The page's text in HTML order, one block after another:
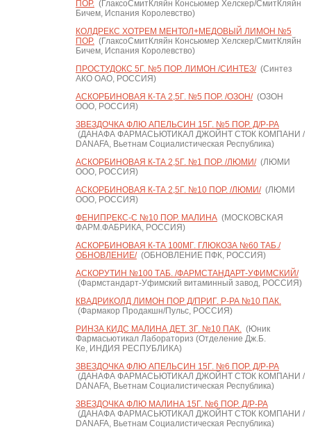
ПОР.(ГлаксоСмитКляйн Консьюмер Хелскер/СмитКляйн
Бичем, Испания Королевство)
КОЛДРЕКС ХОТРЕМ МЕНТОЛ+МЕДОВЫЙ ЛИМОН №5
ПОР.(ГлаксоСмитКляйн Консьюмер Хелскер/СмитКляйн
Бичем, Испания Королевство)
ПРОСТУДОКС 5Г. №5 ПОР. ЛИМОН /СИНТЕЗ/(Синтез
АКО ОАО, РОССИЯ)
АСКОРБИНОВАЯ К-ТА 2,5Г. №5 ПОР. /ОЗОН/(ОЗОН
ООО, РОССИЯ)
ЗВЕЗДОЧКА ФЛЮ АПЕЛЬСИН 15Г. №5 ПОР. Д/Р-РА
(ДАНАФА ФАРМАСЬЮТИКАЛ ДЖОЙНТ СТОК КОМПАНИ /
DANAFA, Вьетнам Социалистическая Республика)
АСКОРБИНОВАЯ К-ТА 2,5Г. №1 ПОР. /ЛЮМИ/(ЛЮМИ
ООО, РОССИЯ)
АСКОРБИНОВАЯ К-ТА 2,5Г. №10 ПОР. /ЛЮМИ/(ЛЮМИ
ООО, РОССИЯ)
ФЕНИПРЕКС-С №10 ПОР. МАЛИНА(МОСКОВСКАЯ
ФАРМ.ФАБРИКА, РОССИЯ)
АСКОРБИНОВАЯ К-ТА 100МГ. ГЛЮКОЗА №60 ТАБ./
ОБНОВЛЕНИЕ/(ОБНОВЛЕНИЕ ПФК, РОССИЯ)
АСКОРУТИН №100 ТАБ. /ФАРМСТАНДАРТ-УФИМСКИЙ/
(Фармстандарт-Уфимский витаминный завод, РОССИЯ)
КВАДРИКОЛД ЛИМОН ПОР Д/ПРИГ. Р-РА №10 ПАК.
(Фармакор Продакшн/Пульс, РОССИЯ)
РИНЗА КИДС МАЛИНА ДЕТ. 3Г. №10 ПАК.(Юник
Фармасьютикал Лабораториз (Отделение Дж.Б.
Ке, ИНДИЯ РЕСПУБЛИКА)
ЗВЕЗДОЧКА ФЛЮ АПЕЛЬСИН 15Г. №6 ПОР. Д/Р-РА
(ДАНАФА ФАРМАСЬЮТИКАЛ ДЖОЙНТ СТОК КОМПАНИ /
DANAFA, Вьетнам Социалистическая Республика)
ЗВЕЗДОЧКА ФЛЮ МАЛИНА 15Г. №6 ПОР. Д/Р-РА
(ДАНАФА ФАРМАСЬЮТИКАЛ ДЖОЙНТ СТОК КОМПАНИ /
DANAFA, Вьетнам Социалистическая Республика)